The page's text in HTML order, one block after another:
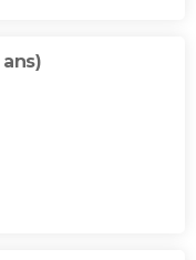
ans)